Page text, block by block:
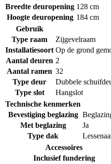
Breedte deuropening 128 cm
Hoogte deuropening 184 cm
Gebruik
Type raam
Zijgevelraam
Installatiesoort Op de grond
Aantal deuren 2
Aantal ramen 32
Type deur
Dubbele
Type slot
Hangslot
Technische kenmerken
Bevestiging beglazing
Met beglazing
Ja
Type dak
Accessoires
Inclusief fundering